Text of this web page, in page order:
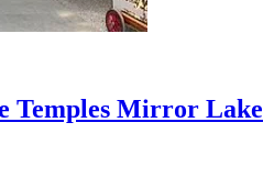
Temples Mirror Lake